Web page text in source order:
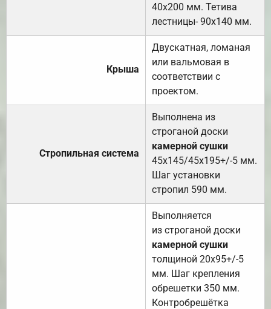
40х200 мм. Тетива
лестницы- 90х140 мм.
Крыша
Двускатная, ломаная
или вальмовая в
соответствии с
проектом.
Стропильная система
Выполнена из
строганой доски
камерной сушки
45х145/45х195+/-5 мм.
Шаг установки
стропил 590 мм.
Выполняется
из строганой доски
камерной сушки
толщиной 20х95+/-5
мм. Шаг крепления
обрешетки 350 мм.
Контробрешётка